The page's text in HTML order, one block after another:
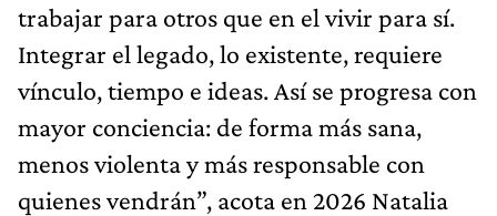
trabajar para otros que en el vivir para sí.
Integrar el legado, lo existente, requiere
vínculo, tiempo e ideas. Así se progresa con
mayor conciencia: de forma más sana,
menos violenta y más responsable con
quienes vendrán”, acota en 2026 Natalia